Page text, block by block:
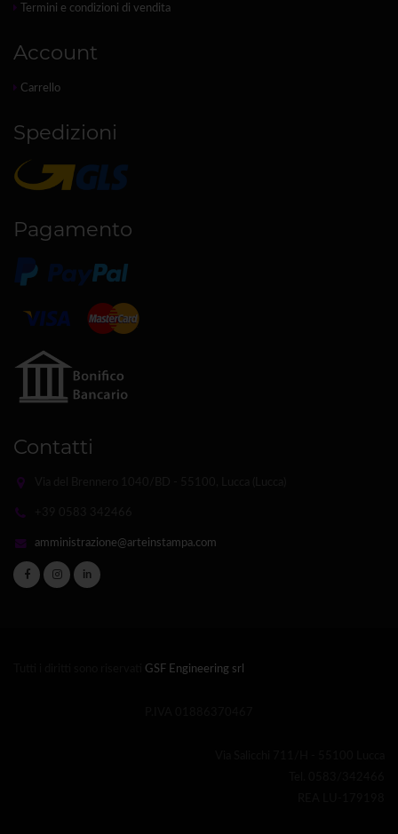
Termini e condizioni di vendita
Account
Carrello
Spedizioni
Pagamento
Contatti
amministrazione@arteinstampa.com
in
GSF Engineering srl